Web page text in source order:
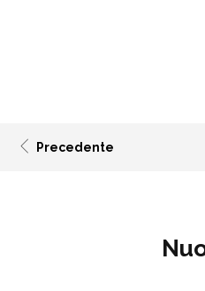
Precedente